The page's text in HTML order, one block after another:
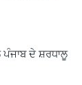
ਪੰਜਾਬ ਦੇ ਸ਼ਰਧਾਲੂ